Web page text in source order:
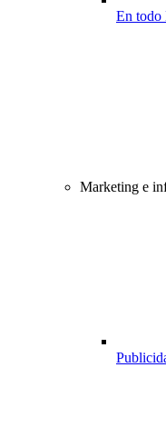
En todo
Marketing e